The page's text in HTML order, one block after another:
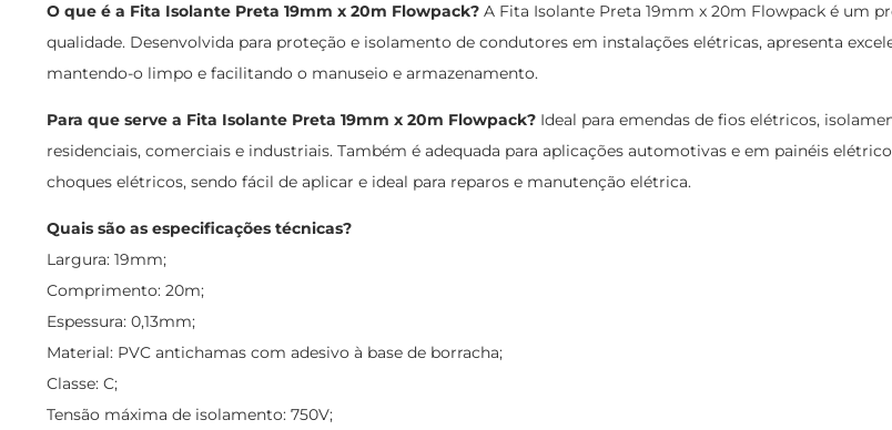
O que é a Fita Isolante Preta 19mm x 20m Flowpack? A Fita Isolante Preta 19mm x 20m Flowpack é um
qualidade. Desenvolvida para proteção e isolamento de condutores em instalações elétricas, apresenta
mantendo-o limpo e facilitando o manuseio e armazenamento.
Para que serve a Fita Isolante Preta 19mm x 20m Flowpack? Ideal para emendas de fios elétricos,
residenciais, comerciais e industriais. Também é adequada para aplicações automotivas e em painéis
choques elétricos, sendo fácil de aplicar e ideal para reparos e manutenção elétrica.
Quais são as especificações técnicas?
Largura: 19mm;
Comprimento: 20m;
Espessura: 0,13mm;
Material: PVC antichamas com adesivo à base de borracha;
Classe: C;
Tensão máxima de isolamento: 750V;